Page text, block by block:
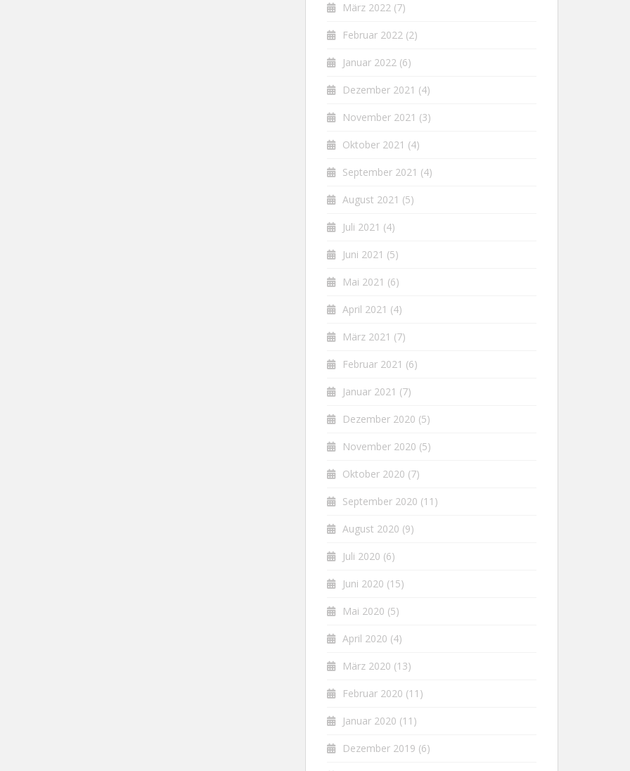
März 2022 (7)
Februar 2022 (2)
Januar 2022 (6)
Dezember 2021 (4)
November 2021 (3)
Oktober 2021 (4)
September 2021 (4)
August 2021 (5)
Juli 2021 (4)
Juni 2021 (5)
Mai 2021 (6)
April 2021 (4)
März 2021 (7)
Februar 2021 (6)
Januar 2021 (7)
Dezember 2020 (5)
November 2020 (5)
Oktober 2020 (7)
September 2020 (11)
August 2020 (9)
Juli 2020 (6)
Juni 2020 (15)
Mai 2020 (5)
April 2020 (4)
März 2020 (13)
Februar 2020 (11)
Januar 2020 (11)
Dezember 2019 (6)